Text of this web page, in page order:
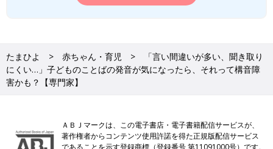
たまひよ 赤ちゃん・育児
「言い間違いが多い、聞き取り
にくい…」子どものことばの発音が気になったら、それって構音障
害かも？【専門家】
ＡＢＪマークは、この電子書店・電子書籍配信サービスが、
著作権者からコンテンツ使用許諾を得た正規版配信サービス